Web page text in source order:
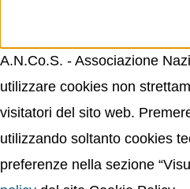
A.N.Co.S. - Associazione
utilizzare cookies non
visitatori del sito web.
utilizzando soltanto cookies
preferenze nella sezione